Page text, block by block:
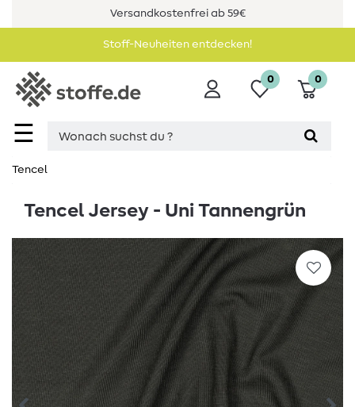
Versandkostenfrei ab 59€
Stoff-Neuheiten entdecken!
☰
0 0
Tencel
Tencel Jersey - Uni Tannengrün